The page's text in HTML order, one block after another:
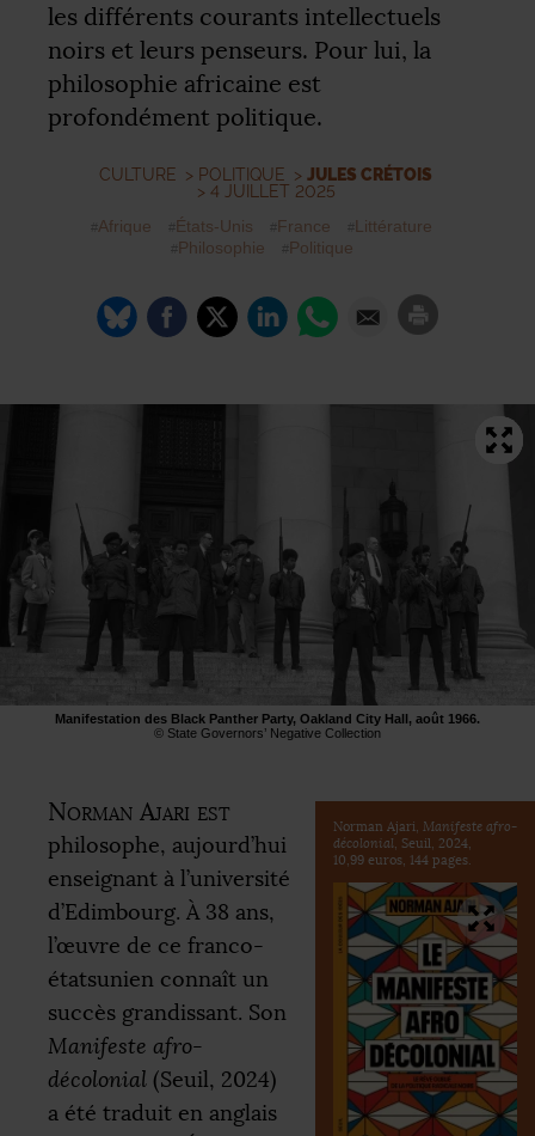
les différents courants intellectuels
noirs et leurs penseurs. Pour lui, la
philosophie africaine est
profondément politique.
CULTURE > POLITIQUE > JULES CRÉTOIS
> 4 JUILLET 2025
Afrique États-Unis France
Littérature
Philosophie
Politique
Manifestation des Black Panther Party, Oakland City Hall, août 1966.
© State Governors’ Negative Collection
Norman Ajari, Manifeste afro-
décolonial , Seuil, 2024,
10,99 euros, 144 pages.
Norman Ajari est
philosophe, aujourd’hui
enseignant à l’université
d’Edimbourg. À 38 ans,
l’œuvre de ce franco-
étatsunien connaît un
succès grandissant. Son
Manifeste afro-
décolonial (Seuil, 2024)
a été traduit en anglais